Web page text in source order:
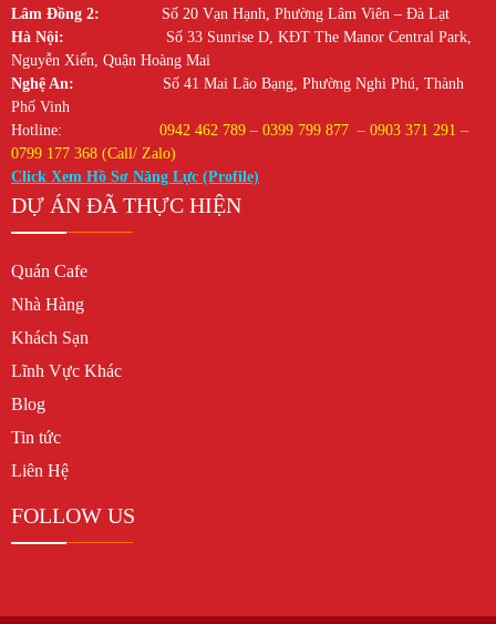
Lâm Đồng 2: Số 20 Vạn Hạnh, Phường Lâm Viên – Đà Lạt
Hà Nội: Số 33 Sunrise D, KĐT The Manor Central Park,
Nguyễn Xiển, Quận Hoàng Mai
Nghệ An: Số 41 Mai Lão Bạng, Phường Nghi Phú, Thành
Phố Vinh
Hotline: 0942 462 789 – 0399 799 877 – 0903 371 291 –
0799 177 368 (Call/ Zalo)
Click Xem Hồ Sơ Năng Lực (Profile)
DỰ ÁN ĐÃ THỰC HIỆN
Quán Cafe
Nhà Hàng
Khách Sạn
Lĩnh Vực Khác
Blog
Tin tức
Liên Hệ
FOLLOW US